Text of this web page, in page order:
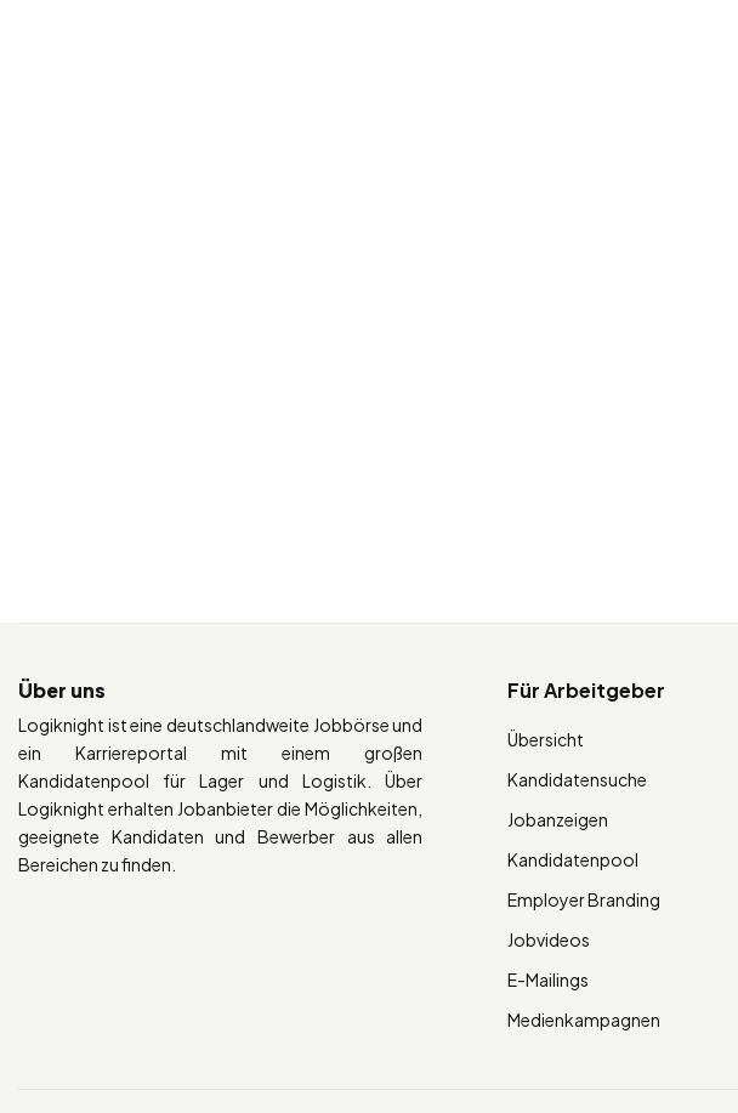
Über uns
Logiknight ist eine deutschlandweite Jobbörse und
ein Karriereportal mit einem großen
Kandidatenpool für Lager und Logistik. Über
Logiknight erhalten Jobanbieter die Möglichkeiten,
geeignete Kandidaten und Bewerber aus allen
Bereichen zu finden.
Für Arbeitgeber
Übersicht
Kandidatensuche
Jobanzeigen
Kandidatenpool
Employer Branding
Jobvideos
E-Mailings
Medienkampagnen